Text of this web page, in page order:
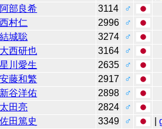
阿部良希 3114
♂
西村仁 2996
♂
結城聡 3274
♂
大西研也 3164
♂
星川愛生 2635
♂
安藤和繁 2917
♂
新谷洋佑 2898
♂
太田亮 2824
♂
佐田篤史 3349 ♂ |